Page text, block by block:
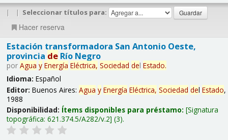
| | Seleccionar títulos para:
Hacer reserva
Estación transformadora San Antonio Oeste,
provincia deRío Negro
por Agua y Energía Eléctrica, Sociedad del Estado.
Idioma: Español
Editor: Buenos Aires: Agua y Energía Eléctrica, Sociedad del Estado,
1988
Disponibilidad: Ítems disponibles para préstamo: Signatura
topográfica: 621.374.5/A282/v.2 (3).